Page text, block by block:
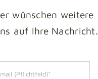
wünschen weitere
auf Ihre Nachricht.